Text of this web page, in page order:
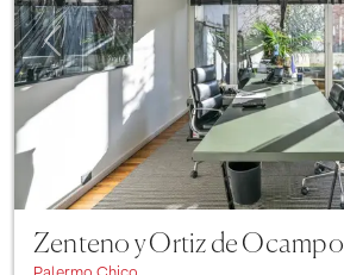
Previous
Zenteno y Ortiz de Ocampo